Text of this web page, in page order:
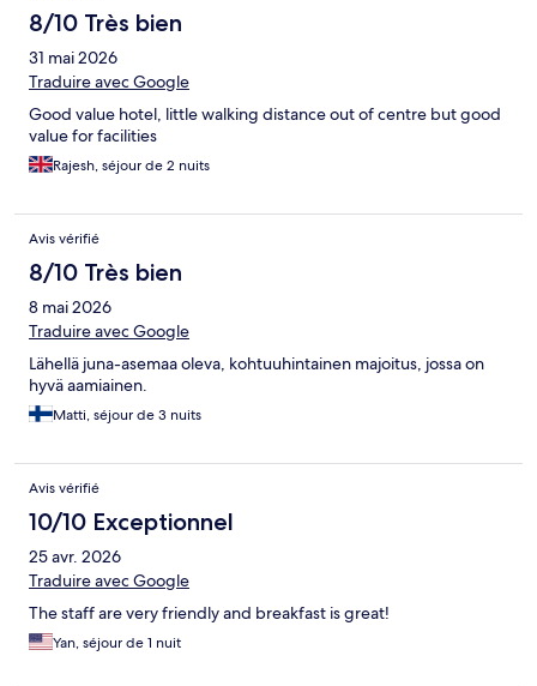
8/10 Très bien
31 mai 2026
Traduire avec Google
Good value hotel, little walking distance out of centre but good
value for facilities
Rajesh, séjour de 2 nuits
Avis vérifié
8/10 Très bien
8 mai 2026
Traduire avec Google
Lähellä juna-asemaa oleva, kohtuuhintainen majoitus, jossa on
hyvä aamiainen.
Matti, séjour de 3 nuits
Avis vérifié
10/10 Exceptionnel
25 avr. 2026
Traduire avec Google
The staff are very friendly and breakfast is great!
Yan, séjour de 1 nuit